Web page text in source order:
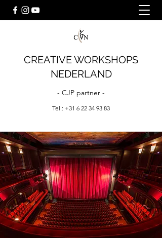
CREATIVE WORKSHOPS
NEDERLAND
- CJP partner -
Tel.: +31 6 22 34 93 83